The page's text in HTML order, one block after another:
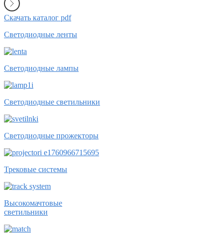
Скачать каталог pdf
Светодиодные ленты
Светодиодные лампы
Светодиодные светильники
Светодиодные прожекторы
Трековые системы
Высокомачтовые
светильники